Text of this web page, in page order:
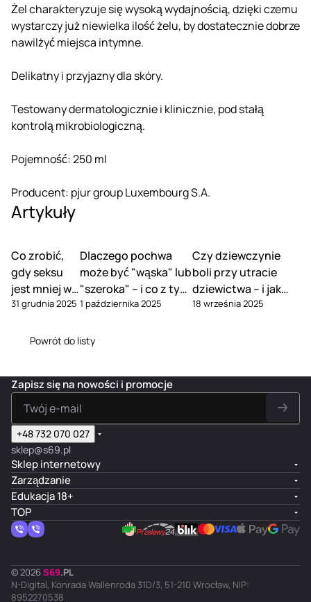
Żel charakteryzuje się wysoką wydajnością, dzięki czemu
wystarczy już niewielka ilość żelu, by dostatecznie dobrze
nawilżyć miejsca intymne.
Delikatny i przyjazny dla skóry.
Testowany dermatologicznie i klinicznie, pod stałą
kontrolą mikrobiologiczną.
Pojemność: 250 ml
Producent: pjur group Luxembourg S.A.
Artykuły
Co zrobić,
gdy seksu
jest mniej w
związku
31 grudnia 2025
Dlaczego pochwa
może być "wąska" lub
"szeroka" – i co z tym
zrobić
1 października 2025
Czy dziewczynie
boli przy utracie
dziewictwa – i jak
tego uniknąć
18 września 2025
Powrót do listy
Zapisz się na nowości i promocje
+48 732 070 027
sklep@s69.pl
Sklep internetowy
Zarządzanie
Edukacja 18+
TOP
© 2026 S69.PL
N-Digital, Konrada Wallenroda 31D/3, 51-210 Wrocław, NIP:
8952270538